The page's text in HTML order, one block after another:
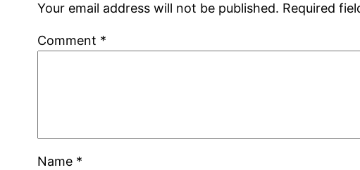
Your email address will not be published. Required
Comment *
Name *